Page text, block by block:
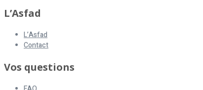
L’Asfad
L’Asfad
Contact
Vos questions